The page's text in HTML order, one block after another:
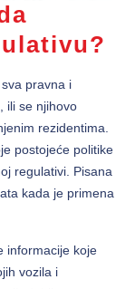
pravna i
ili se njihovo
rezidentima.
postojeće politike
regulativi. Pisana
kada je primena
informacije koje
vozila i